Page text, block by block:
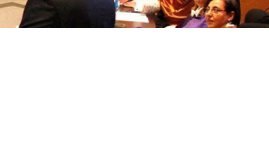
títulos
Reconocimientos de calidad